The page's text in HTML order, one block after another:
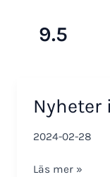
9.5
Nyheter
2024-02-28
Nyheter
Läs mer »